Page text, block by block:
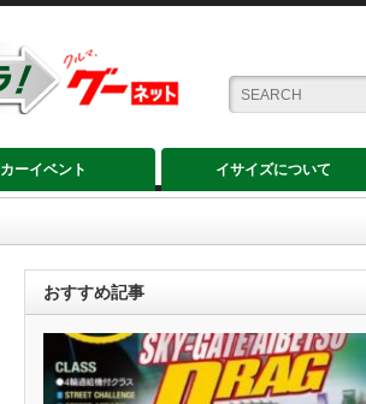
カーイベント イサイズについて
おすすめ記事